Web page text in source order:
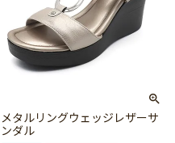
メタルリングウェッジレザーサ
ンダル